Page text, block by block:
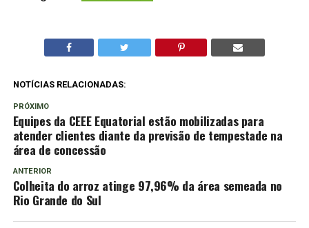
NOTÍCIAS RELACIONADAS:
PRÓXIMO
Equipes da CEEE Equatorial estão mobilizadas para
atender clientes diante da previsão de tempestade na
área de concessão
ANTERIOR
Colheita do arroz atinge 97,96% da área semeada no
Rio Grande do Sul